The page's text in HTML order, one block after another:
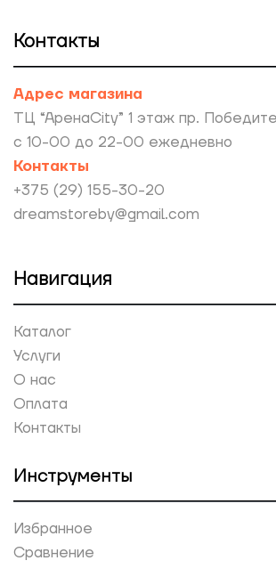
Контакты
Адрес магазина
ТЦ “АренаCity” 1 этаж пр.
с 10-00 до 22-00 ежедневно
Контакты
+375 (29) 155-30-20
dreamstoreby@gmail.com
Навигация
Каталог
Услуги
О нас
Оплата
Контакты
Инструменты
Избранное
Сравнение